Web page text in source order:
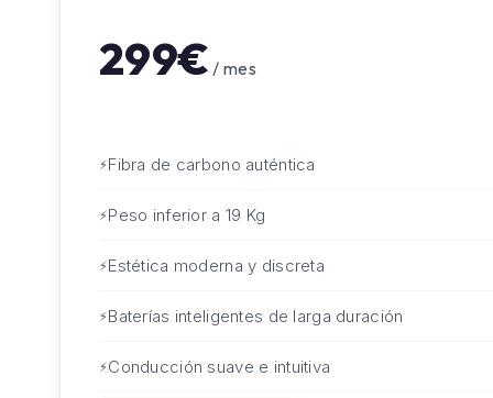
299€ / mes
Fibra de carbono auténtica
Peso inferior a 19 Kg
Estética moderna y discreta
Baterías inteligentes de larga duración
Conducción suave e intuitiva